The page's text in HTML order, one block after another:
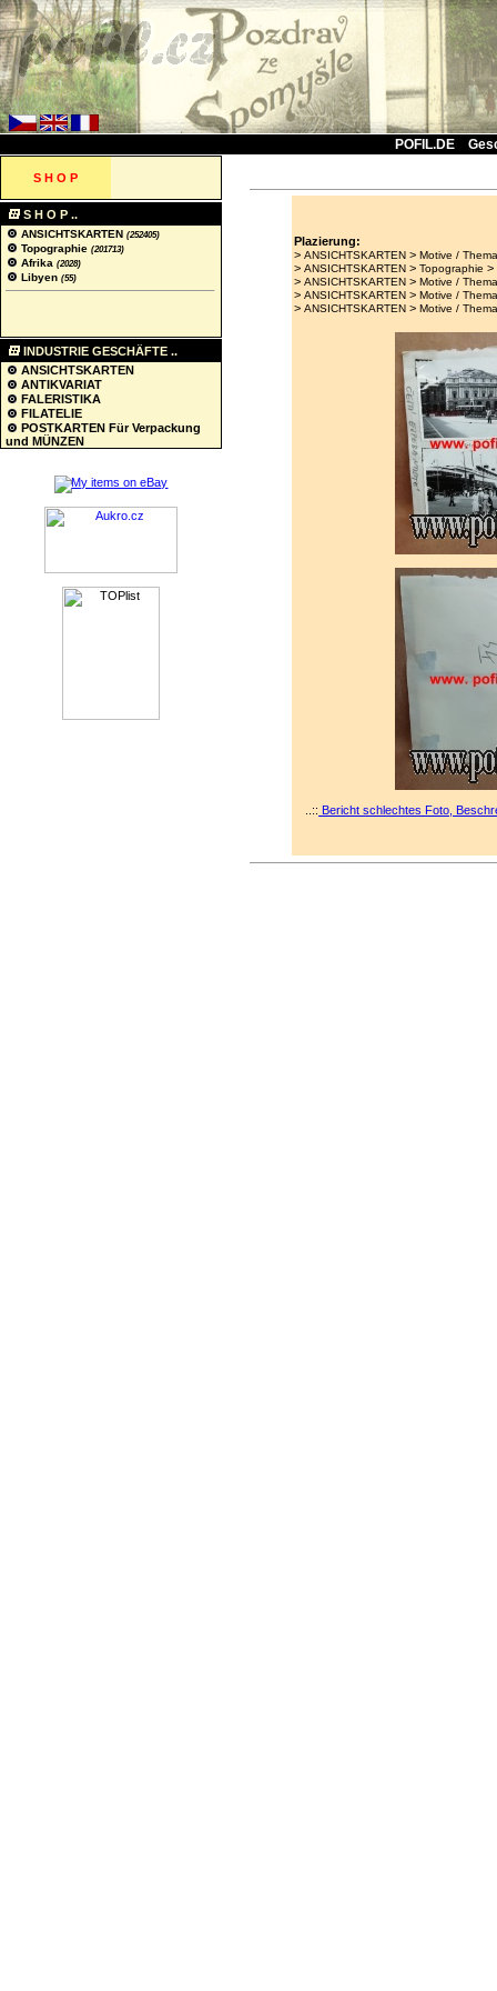
POFIL.DE
S H O P
S H O P ..
ANSICHTSKARTEN (252405)
Topographie (201713)
Afrika (2028)
Libyen (55)
INDUSTRIE GESCHÄFTE ..
ANSICHTSKARTEN
ANTIKVARIAT
FALERISTIKA
FILATELIE
POSTKARTEN Für Verpackung
und MÜNZEN
Plazierung:
>ANSICHTSKARTEN >Motive /
>ANSICHTSKARTEN >Topographie >
>ANSICHTSKARTEN >Motive /
>ANSICHTSKARTEN >Motive /
>ANSICHTSKARTEN >Motive /
..:: Bericht schlechtes Foto,